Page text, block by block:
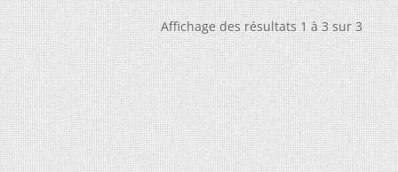
Affichage des résultats 1 à 3 sur 3